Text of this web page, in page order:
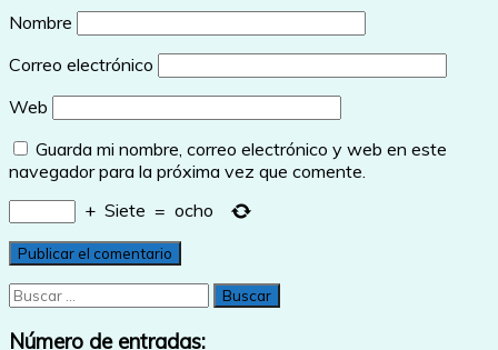
Nombre
Correo electrónico
Web
Guarda mi nombre, correo electrónico y web en este
navegador para la próxima vez que comente.
+ Siete = ocho
Buscar:
Número de entradas: